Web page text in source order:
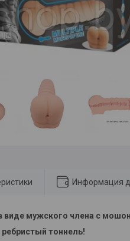
Информация
виде мужского члена с
ребристый тоннель!